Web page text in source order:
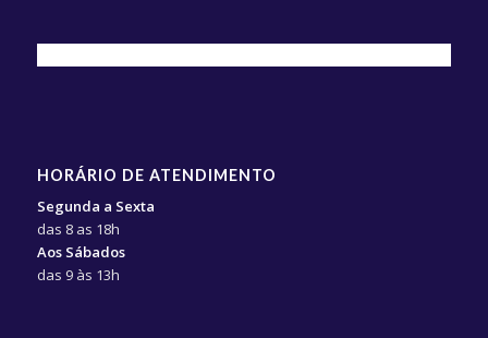
HORÁRIO DE ATENDIMENTO
Segunda a Sexta
das 8 as 18h
Aos Sábados
das 9 às 13h